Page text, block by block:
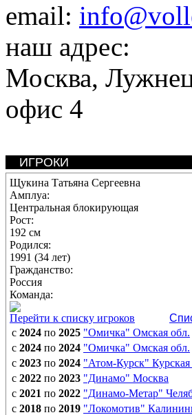
email:
наш адрес:
Москва,
офис 4
ИГРОКИ
Щукина Татьяна Сергеевна
Амплуа:
Центральная блокирующая
Рост:
192 см
Родился:
1991 (34 лет)
Гражданство:
Россия
Команда:
Перейти к списку игроков
с 2024 по 2025 "Омичка" Омская обл.
с 2024 по 2024 "Омичка" Омская обл.
с 2023 по 2024 "Атом-Курск" Курская
с 2022 по 2023 "Динамо" Москва
с 2021 по 2022 "Динамо-Метар"
с 2018 по 2019 "Локомотив"